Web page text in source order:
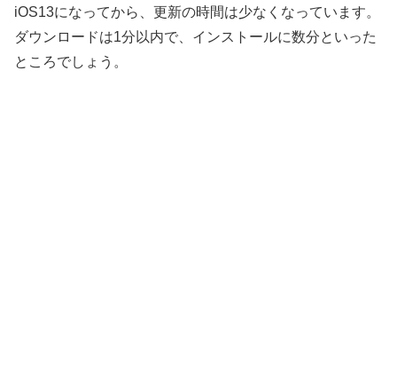
iOS13になってから、更新の時間は少なくなっています。
ダウンロードは1分以内で、インストールに数分といった
ところでしょう。